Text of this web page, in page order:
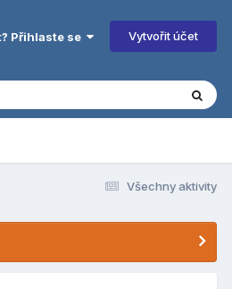
Přihlaste se Vytvořit účet
Všechny aktivity